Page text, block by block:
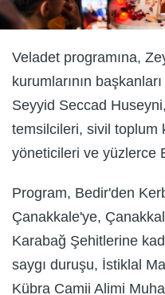
Veladet programına,
kurumlarının
Seyyid Seccad
temsilcileri, sivil toplum
yöneticileri ve yüzlerce
Program, Bedir'den
Çanakkale'ye,
Karabağ Şehitlerine
saygı duruşu, İstiklal
Kübra Camii Alimi